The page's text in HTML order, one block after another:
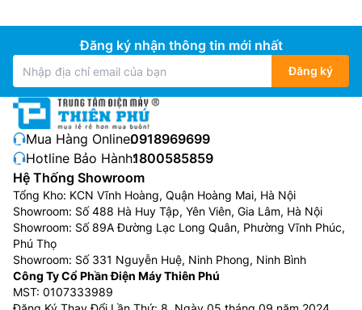
Đăng ký nhận thông tin mới nhất
Đăng ký
Mua Hàng Online:0918969699
Hotline Bảo Hành:1800585859
Hệ Thống Showroom
Tổng Kho: KCN Vĩnh Hoàng, Quận Hoàng Mai, Hà Nội
Showroom: Số 488 Hà Huy Tập, Yên Viên, Gia Lâm, Hà Nội
Showroom: Số 89A Đường Lạc Long Quân, Phường Vĩnh Phúc,
Phú Thọ
Showroom: Số 331 Nguyễn Huệ, Ninh Phong, Ninh Bình
Công Ty Cổ Phần Điện Máy Thiên Phú
MST: 0107333989